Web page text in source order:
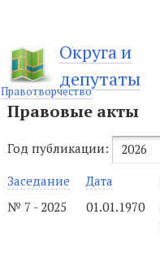
Округа и
депутаты
Правотворчество
Правовые акты
Год публикации:
2026
Заседание
Дата
№ 7 - 2025
01.01.1970